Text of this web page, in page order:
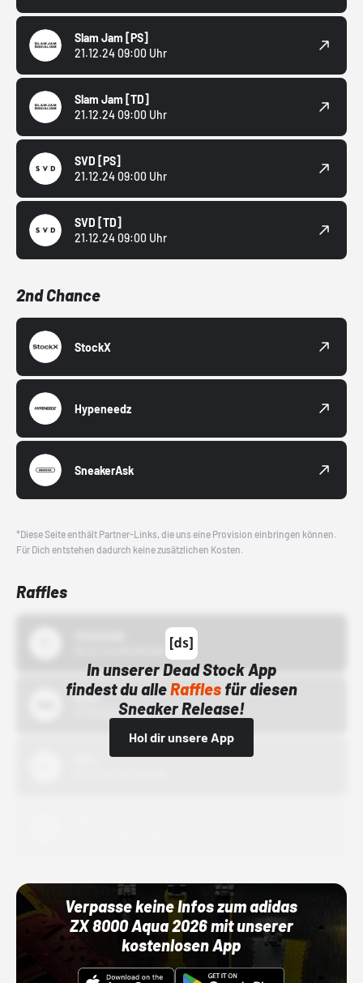
Slam Jam [PS]
21.12.24 09:00 Uhr
Slam Jam [TD]
21.12.24 09:00 Uhr
SVD [PS]
21.12.24 09:00 Uhr
SVD [TD]
21.12.24 09:00 Uhr
2nd Chance
StockX
Hypeneedz
SneakerAsk
*Diese Seite enthält Partner-Links, die uns eine Provision einbringen können.
Für Dich entstehen dadurch keine zusätzlichen Kosten.
Raffles
In unserer Dead Stock App
findest du alleRafflesfür diesen
Sneaker Release!
Hol dir unsere App
Bstn
01.10.22 00:00 Uhr
Verpasse keine Infos zum adidas
ZX 8000 Aqua 2026 mit unserer
kostenlosen App